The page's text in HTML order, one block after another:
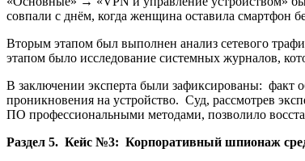
совпали с днём, когда женщина оставила смартфон
Вторым этапом был выполнен анализ сетевого
этапом было исследование системных журналов,
В заключении эксперта были зафиксированы: факт
проникновения на устройство. Суд, рассмотрев
ПО профессиональными методами, позволило
Раздел 5. Кейс №3: Корпоративный шпионаж